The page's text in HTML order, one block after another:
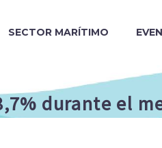
SECTOR MARÍTIMO
durante el